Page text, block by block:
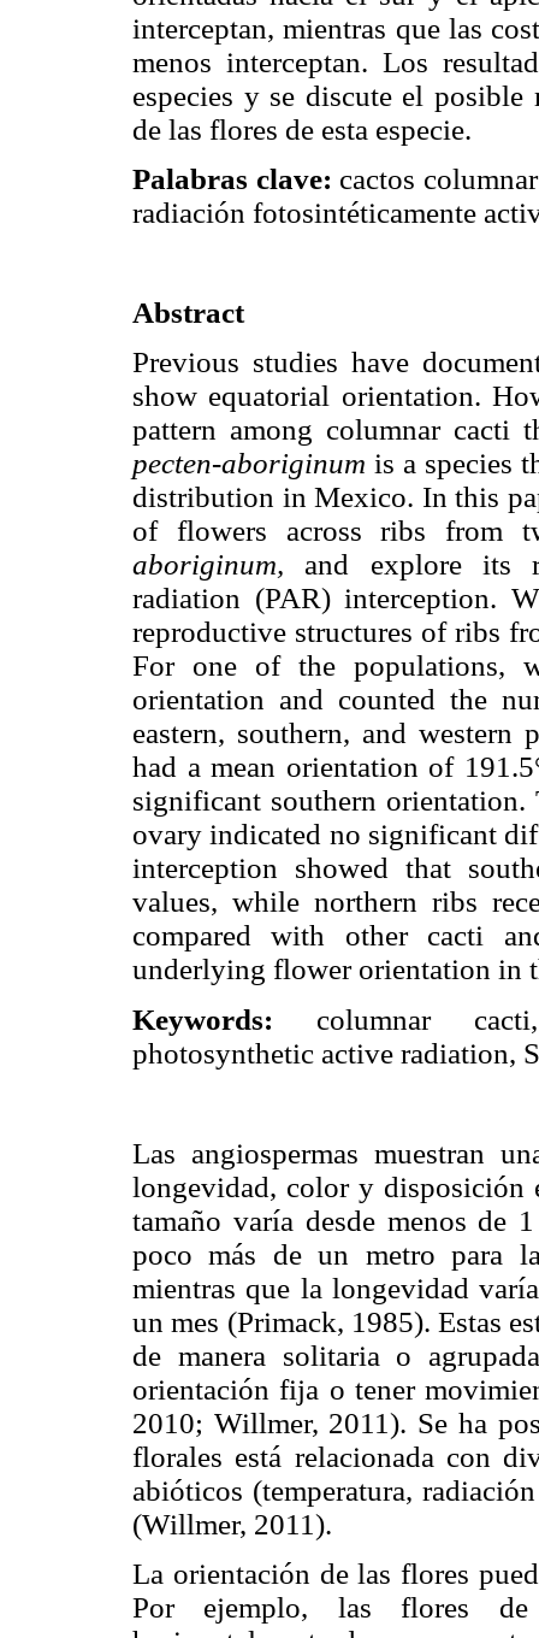
interceptan, mientras que las
menos interceptan. Los
especies y se discute el
de las flores de esta especie.
Palabras clave: cactos
radiación fotosintéticamente
Abstract
Previous studies have
show equatorial orientation.
pattern among columnar cacti
pecten-aboriginum is a species
distribution in Mexico. In this
of flowers across ribs from
aboriginum, and explore its
radiation (PAR) interception.
reproductive structures of ribs
For one of the populations,
orientation and counted the
eastern, southern, and
had a mean orientation of
significant southern
ovary indicated no significant
interception showed that
values, while northern ribs
compared with other cacti
underlying flower orientation in
Keywords: columnar
photosynthetic active radiation,
Las angiospermas muestran
longevidad, color y disposición
tamaño varía desde menos de
poco más de un metro para
mientras que la longevidad
un mes (Primack, 1985). Estas
de manera solitaria o
orientación fija o tener
2010; Willmer, 2011). Se ha
florales está relacionada con
abióticos (temperatura,
(Willmer, 2011).
La orientación de las flores
Por ejemplo, las flores